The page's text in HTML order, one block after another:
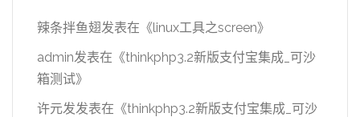
辣条拌鱼翅发表在《linux工具之screen》
admin发表在《thinkphp3.2新版支付宝集成_可沙
箱测试》
许元发发表在《thinkphp3.2新版支付宝集成_可沙